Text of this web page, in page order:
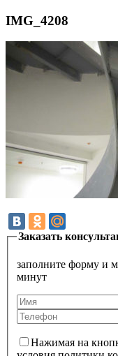
IMG_4208
Заказать
заполните форму и
минут
Нажимая на